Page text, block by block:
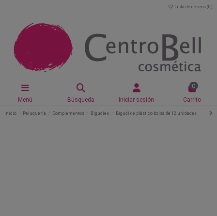
Lista de deseos (0 )
Menú Búsqueda Iniciar sesión
0
Carrito
Inicio Peluquería Complementos Bigudíes Bigudí de plástico bolsa de 12 unidades